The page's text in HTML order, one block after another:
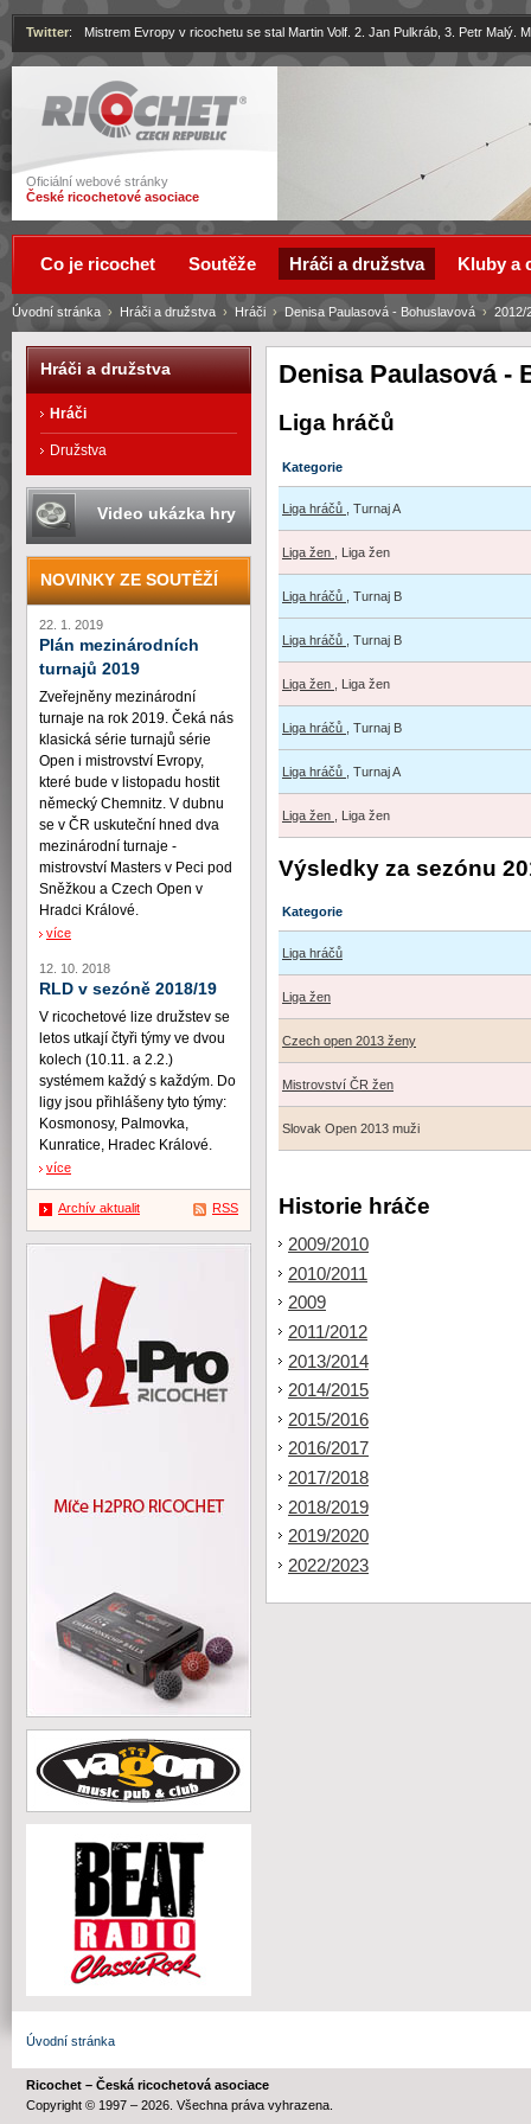
Ricochet
Oficiální webové stránky
České ricochetové asociace
Twitter: Mistrem Evropy v ricochetu se stal Martin Volf. 2. Jan Pulkráb, 3. Petr Malý.
Denisa Paulasová -
Liga hráčů
Kategorie
Liga hráčů , Turnaj A
Liga žen , Liga žen
Liga hráčů , Turnaj B
Liga hráčů , Turnaj B
Liga žen , Liga žen
Liga hráčů , Turnaj B
Liga hráčů , Turnaj A
Liga žen , Liga žen
Výsledky za sezónu
Kategorie
Liga hráčů
Liga žen
Czech open 2013 ženy
Mistrovství ČR žen
Slovak Open 2013 muži
Historie hráče
2009/2010
2010/2011
2009
2011/2012
2013/2014
2014/2015
2015/2016
2016/2017
2017/2018
2018/2019
2019/2020
2022/2023
Úvodní stránka › Hráči a družstva › Hráči › Denisa Paulasová - Bohuslavová › 2012/
Co je ricochet Soutěže Hráči a družstva Kluby a
Hráči a družstva
Hráči
Družstva
Video ukázka hry
NOVINKY ZE SOUTĚŽÍ
22. 1. 2019
Plán mezinárodních
turnajů 2019
Zveřejněny mezinárodní
turnaje na rok 2019. Čeká nás
klasická série turnajů série
Open i mistrovství Evropy,
které bude v listopadu hostit
německý Chemnitz. V dubnu
se v ČR uskuteční hned dva
mezinárodní turnaje -
mistrovství Masters v Peci pod
Sněžkou a Czech Open v
Hradci Králové.
více
12. 10. 2018
RLD v sezóně 2018/19
V ricochetové lize družstev se
letos utkají čtyři týmy ve dvou
kolech (10.11. a 2.2.)
systémem každý s každým. Do
ligy jsou přihlášeny tyto týmy:
Kosmonosy, Palmovka,
Kunratice, Hradec Králové.
více
Archív aktualit RSS
Úvodní stránka
Ricochet – Česká ricochetová asociace
Copyright © 1997 – 2026. Všechna práva vyhrazena.